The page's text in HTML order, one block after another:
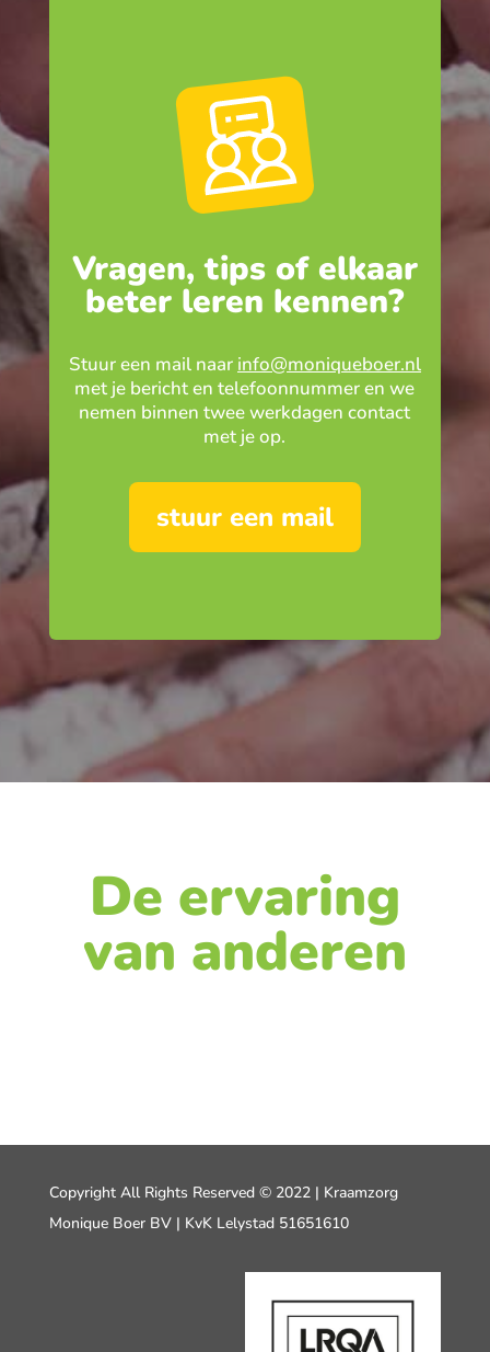
Vragen, tips of elkaar
beter leren kennen?
Stuur een mail naar info@moniqueboer.nl
met je bericht en telefoonnummer en we
nemen binnen twee werkdagen contact
met je op.
stuur een mail
De ervaring
van anderen
Copyright All Rights Reserved © 2022 | Kraamzorg
Monique Boer BV | KvK Lelystad 51651610